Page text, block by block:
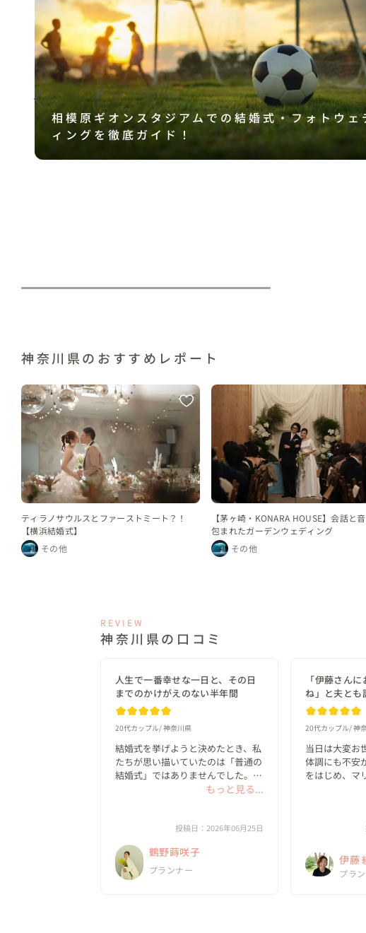
相模原ギオンスタジアムでの結婚式・フォトウェ
ィングを徹底ガイド！
神奈川県のおすすめレポート
ティラノサウルスとファーストミート？！
【横浜結婚式】
その他
【茅ヶ崎・KONARA HOUSE】会話と
包まれたガーデンウェディング
その他
REVIEW
神奈川県の口コミ
人生で一番幸せな一日と、その日
までのかけがえのない半年間
20代カップル 神奈川県
結婚式を挙げようと決めたとき、私
たちが思い描いていたのは「普通の
結婚式」ではありませんでした。
私たちらしいオリジナルな世界観が
あること。
そして、自分たちの想いを一つひと
つ形にできること。
もっと見る...
投稿日：2026年06月25日
鶴野蒔咲子
プランナー
「伊藤さん
ね」と夫と
20代カップル 神
当日は大変お
体調にも不安
をはじめ、マ
とてもよく
ね」と夫とも
これから無事
伊藤
的
プラ